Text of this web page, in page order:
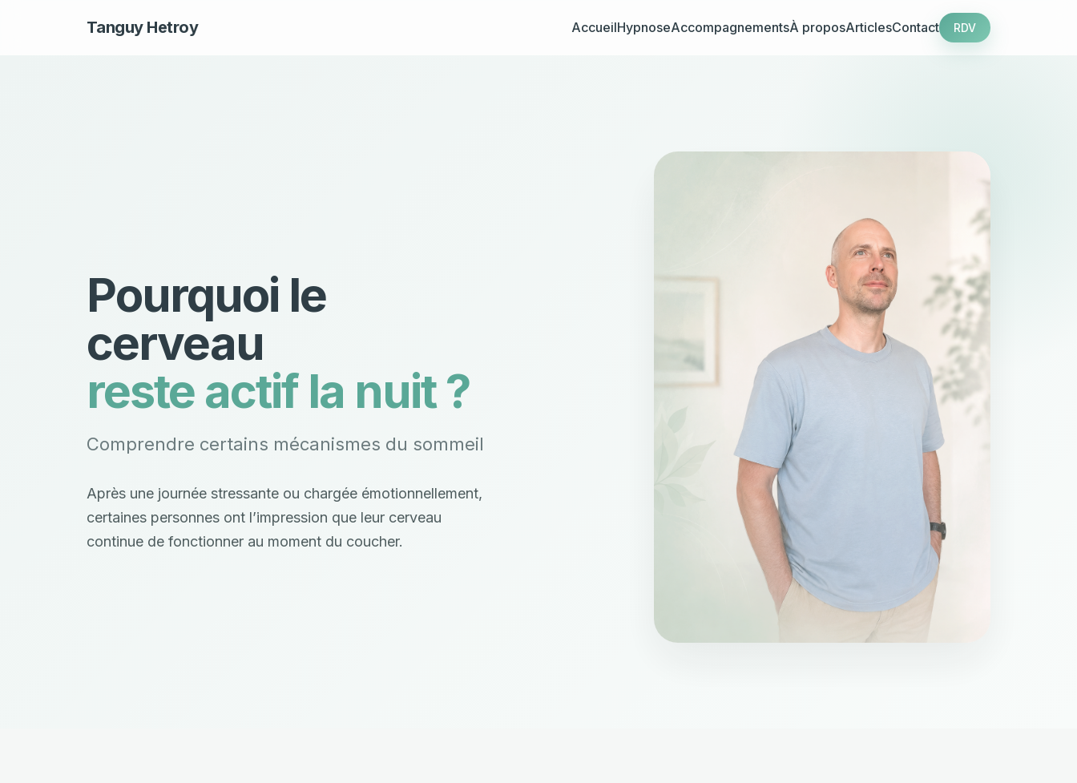
Tanguy Hetroy AccueilHypnoseAccompagnementsÀ proposArticlesContact RDV
Pourquoi le
cerveau
reste actif la nuit ?
Comprendre certains mécanismes du sommeil
Après une journée stressante ou chargée émotionnellement,
certaines personnes ont l’impression que leur cerveau
continue de fonctionner au moment du coucher.